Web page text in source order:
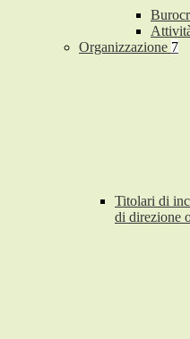
Organizzazione 7
Titolari di
di direzione